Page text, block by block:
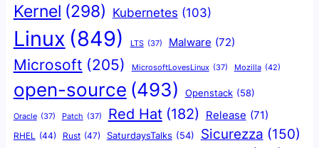
Kernel (298) Kubernetes (103)
Linux (849) LTS (37) Malware (72)
Microsoft (205) MicrosoftLovesLinux (37) Mozilla (42)
open-source (493) Openstack (58)
Oracle (37) Patch (37) Red Hat (182) Release (71)
RHEL (44) Rust (47) SaturdaysTalks (54) Sicurezza (150)